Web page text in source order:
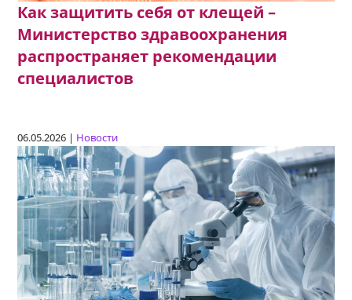
Как защитить себя от клещей –
Министерство здравоохранения
распространяет рекомендации
специалистов
06.05.2026 | Новости